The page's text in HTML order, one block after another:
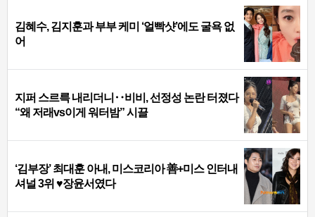
김혜수, 김지훈과 부부 케미 ‘얼빡샷’에도 굴욕 없
어
지퍼 스르륵 내리더니‥비비, 선정성 논란 터졌다
“왜 저래vs이게 워터밤” 시끌
‘김부장’ 최대훈 아내, 미스코리아 善+미스 인터내
셔널 3위 ♥장윤서였다